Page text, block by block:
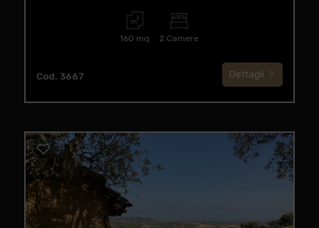
160 mq 2 Camere
Cod. 3667 Dettagli